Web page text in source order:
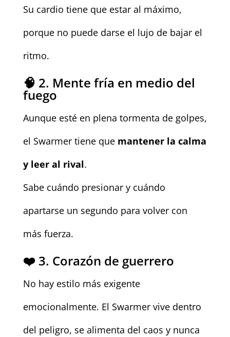
Su cardio tiene que estar al máximo,
porque no puede darse el lujo de bajar el
ritmo.
🧠 2. Mente fría en medio del
fuego
Aunque esté en plena tormenta de golpes,
el Swarmer tiene que mantener la calma
y leer al rival.
Sabe cuándo presionar y cuándo
apartarse un segundo para volver con
más fuerza.
❤️ 3. Corazón de guerrero
No hay estilo más exigente
emocionalmente. El Swarmer vive dentro
del peligro, se alimenta del caos y nunca